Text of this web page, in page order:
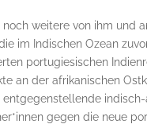
weitere von ihm und
im Indischen Ozean
portugiesischen
an der afrikanischen
gegen die neue